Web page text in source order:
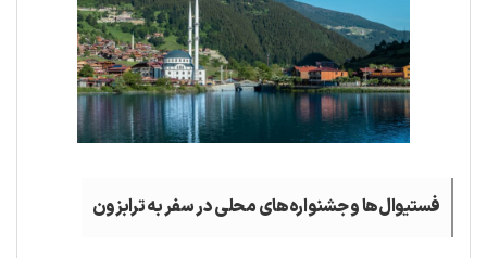
فستیوال‌ها و جشنواره‌های محلی در سفر به ترابزون